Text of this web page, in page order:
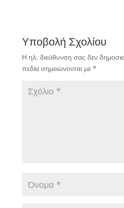
Υποβολή Σχολίου
Η ηλ. διεύθυνση σας δεν
πεδία σημειώνονται με *